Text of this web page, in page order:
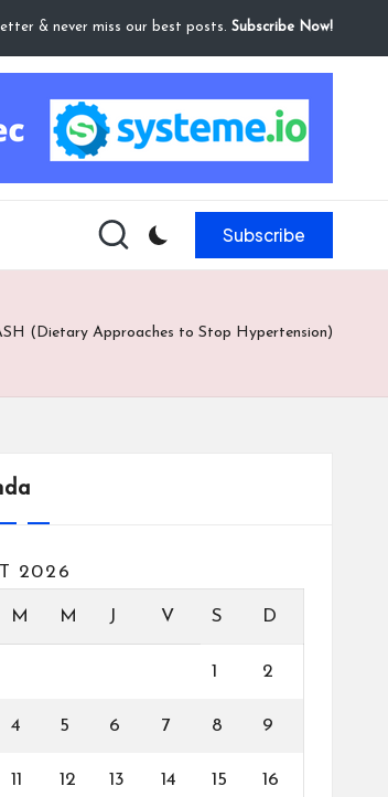
& never miss our best posts. Subscribe Now!
Subscribe
(Dietary Approaches to Stop Hypertension)
2026
M M J V S D
1 2
4 5 6 7 8 9
11 12 13 14 15 16